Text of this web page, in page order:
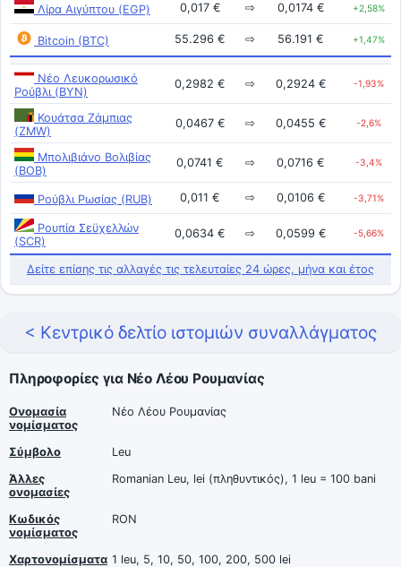
Λίρα Αιγύπτου (EGP) 0,017 € ⇨ 0,0174 € +2,58%
Bitcoin (BTC) 55.296 € ⇨ 56.191 € +1,47%
Νέο Λευκορωσικό
Ρούβλι (BYN)
0,2982 € ⇨ 0,2924 € -1,93%
Κουάτσα Ζάμπιας
(ZMW)
0,0467 € ⇨ 0,0455 € -2,6%
Μπολιβιάνο Βολιβίας
(BOB)
0,0741 € ⇨ 0,0716 € -3,4%
Ρούβλι Ρωσίας (RUB) 0,011 € ⇨ 0,0106 € -3,71%
Ρουπία Σεϋχελλών
(SCR)
0,0634 € ⇨ 0,0599 € -5,66%
Δείτε επίσης τις αλλαγές τις τελευταίες 24 ώρες, μήνα και έτος
< Κεντρικό δελτίο ιστομιών συναλλάγματος
Πληροφορίες για Νέο Λέου Ρουμανίας
Ονομασία
νομίσματος
Νέο Λέου Ρουμανίας
Σύμβολο
Leu
Άλλες
ονομασίες
Romanian Leu, lei (πληθυντικός), 1 leu = 100 bani
Κωδικός
νομίσματος
RON
Χαρτονομίσματα 1 leu, 5, 10, 50, 100, 200, 500 lei